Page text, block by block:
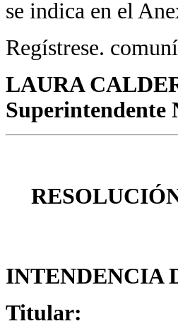
se indica en el
Regístrese.
LAURA
Superintendente
INTENDENCIA
Titular: